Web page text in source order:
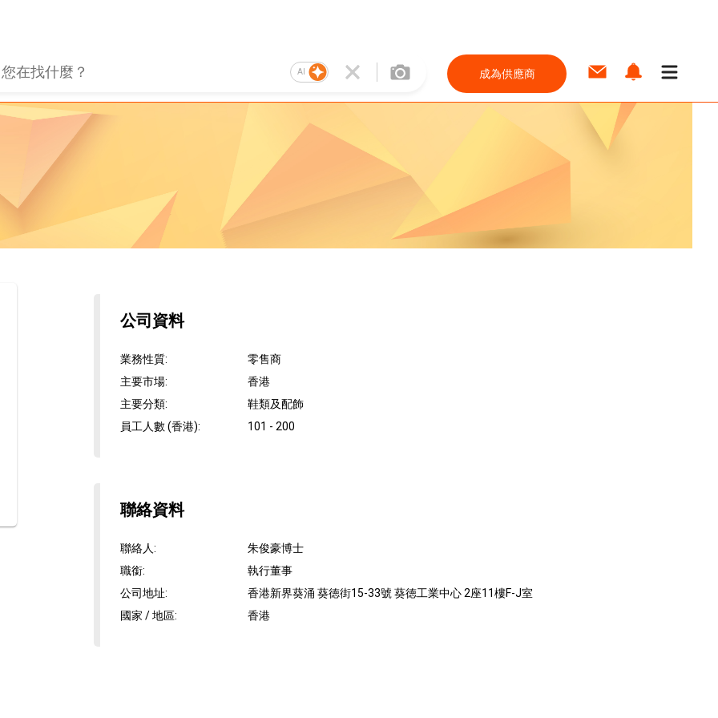
AI 成為供應商
公司資料
業務性質:
零售商
主要市場:
香港
主要分類:
鞋類及配飾
員工人數 (香港): 101 - 200
聯絡資料
聯絡人:
朱俊豪博士
職銜:
執行董事
公司地址:
香港新界葵涌 葵徳街15-33號 葵徳工業中心 2座11樓F-J室
國家 / 地區: 香港